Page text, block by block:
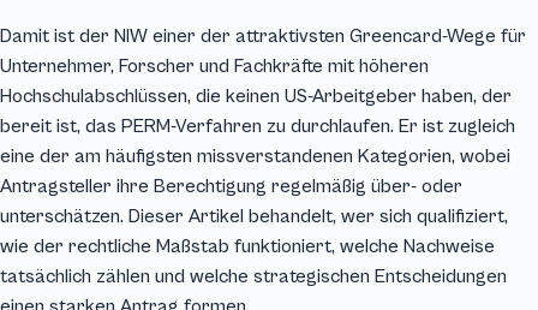
Damit ist der NIW einer der attraktivsten Greencard-Wege für
Unternehmer, Forscher und Fachkräfte mit höheren
Hochschulabschlüssen, die keinen US-Arbeitgeber haben, der
bereit ist, das PERM-Verfahren zu durchlaufen. Er ist zugleich
eine der am häufigsten missverstandenen Kategorien, wobei
Antragsteller ihre Berechtigung regelmäßig über- oder
unterschätzen. Dieser Artikel behandelt, wer sich qualifiziert,
wie der rechtliche Maßstab funktioniert, welche Nachweise
tatsächlich zählen und welche strategischen Entscheidungen